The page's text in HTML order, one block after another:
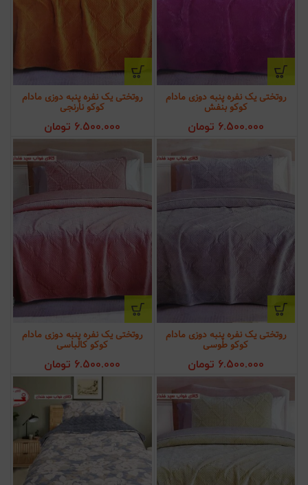
روتختی یک نفره پنبه دوزی مادام
کوکو بنفش
6.500.000 تومان
روتختی یک نفره پنبه دوزی مادام
کوکو نارنجی
6.500.000 تومان
روتختی یک نفره پنبه دوزی مادام
کوکو طوسی
6.500.000 تومان
روتختی یک نفره پنبه دوزی مادام
کوکو کالباسی
6.500.000 تومان